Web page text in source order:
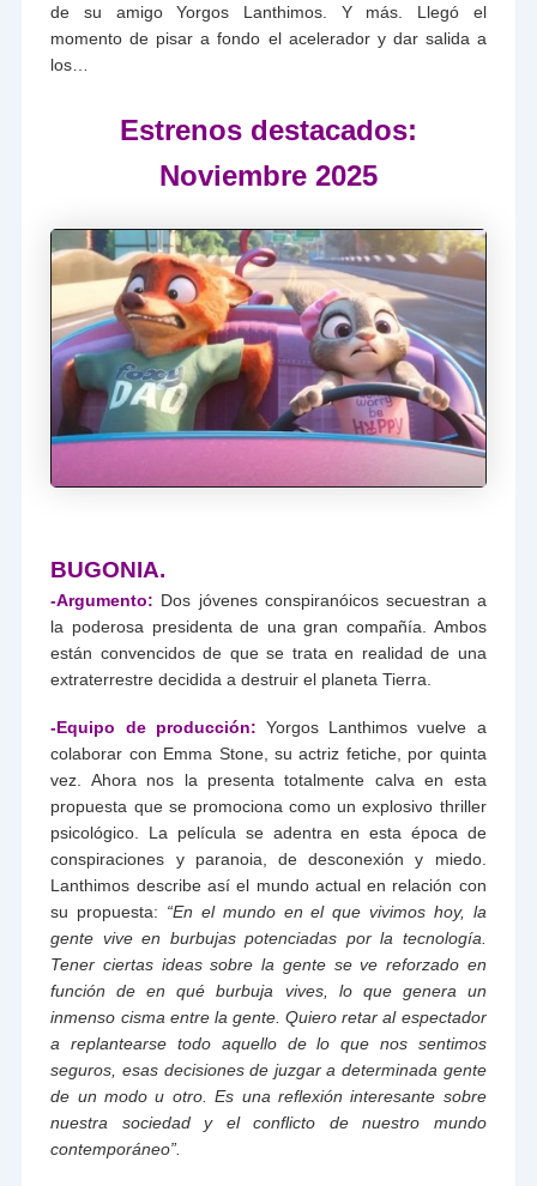
de su amigo Yorgos Lanthimos. Y más. Llegó el
momento de pisar a fondo el acelerador y dar salida a
los…
Estrenos destacados:
Noviembre 2025
BUGONIA.
-Argumento: Dos jóvenes conspiranóicos secuestran a
la poderosa presidenta de una gran compañía. Ambos
están convencidos de que se trata en realidad de una
extraterrestre decidida a destruir el planeta Tierra.
-Equipo de producción: Yorgos Lanthimos vuelve a
colaborar con Emma Stone, su actriz fetiche, por quinta
vez. Ahora nos la presenta totalmente calva en esta
propuesta que se promociona como un explosivo thriller
psicológico. La película se adentra en esta época de
conspiraciones y paranoia, de desconexión y miedo.
Lanthimos describe así el mundo actual en relación con
su propuesta: “En el mundo en el que vivimos hoy, la
gente vive en burbujas potenciadas por la tecnología.
Tener ciertas ideas sobre la gente se ve reforzado en
función de en qué burbuja vives, lo que genera un
inmenso cisma entre la gente. Quiero retar al espectador
a replantearse todo aquello de lo que nos sentimos
seguros, esas decisiones de juzgar a determinada gente
de un modo u otro. Es una reflexión interesante sobre
nuestra sociedad y el conflicto de nuestro mundo
contemporáneo”.